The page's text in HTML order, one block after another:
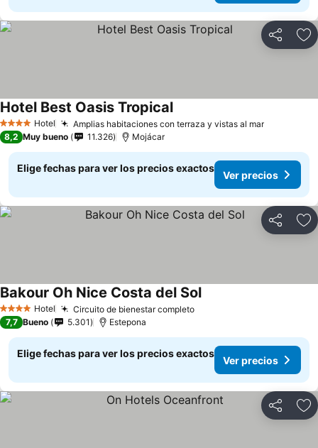
Compartir
4 EstrellasHotel Amplias habitaciones con terraza y vistas al marVer
Hotel Best Oasis TropicalVer precios
8,2 Muy bueno 11.326 Mojácar
Elige fechas para ver los precios exactos
Ver precios
Compartir
4 EstrellasHotel Circuito de bienestar completoVer precios
Bakour Oh Nice Costa del SolVer precios
7,7 Bueno 5.301 Estepona
Elige fechas para ver los precios exactos
Ver precios
Compartir